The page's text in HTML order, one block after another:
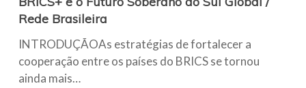
Rede Brasileira
INTRODUÇÃOAs estratégias de fortalecer a
cooperação entre os países do BRICS se tornou
ainda mais…